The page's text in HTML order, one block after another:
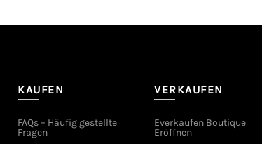
KAUFEN
FAQs – Häufig gestellte
Fragen
VERKAUFEN
Everkaufen Boutique
Eröffnen